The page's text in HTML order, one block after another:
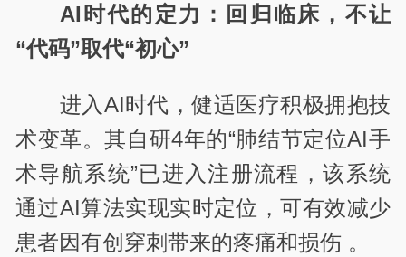
AI时代的定力：回归临床，不让
“代码”取代“初心”
进入AI时代，健适医疗积极拥抱技
术变革。其自研4年的“肺结节定位AI手
术导航系统”已进入注册流程，该系统
通过AI算法实现实时定位，可有效减少
患者因有创穿刺带来的疼痛和损伤 。